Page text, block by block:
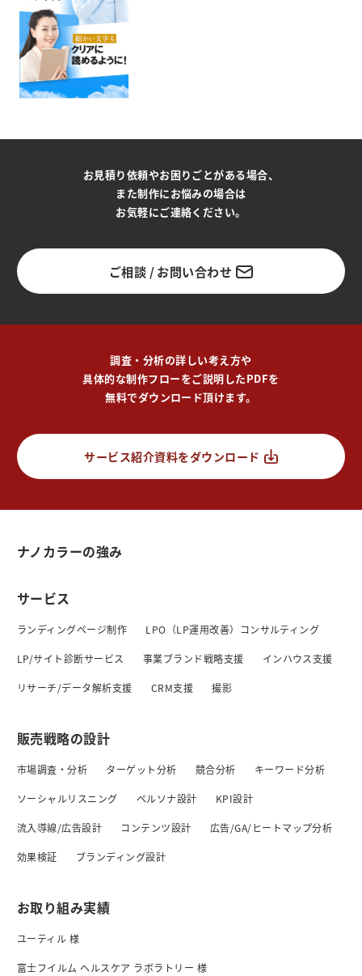
お見積り依頼やお困りごとがある場合、
また制作にお悩みの場合は
お気軽にご連絡ください。
ご相談 / お問い合わせ
調査・分析の詳しい考え方や
具体的な制作フローをご説明したPDFを
無料でダウンロード頂けます。
サービス紹介資料をダウンロード
ナノカラーの強み
サービス
ランディングページ制作 LPO（LP運用改善）コンサルティング
LP/サイト診断サービス 事業ブランド戦略支援 インハウス支援
リサーチ/データ解析支援 CRM支援 撮影
販売戦略の設計
市場調査・分析 ターゲット分析 競合分析 キーワード分析
ソーシャルリスニング ペルソナ設計 KPI設計
流入導線/広告設計 コンテンツ設計 広告/GA/ヒートマップ分析
効果検証 ブランディング設計
お取り組み実績
ユーティル 様
富士フイルム ヘルスケア ラボラトリー 様